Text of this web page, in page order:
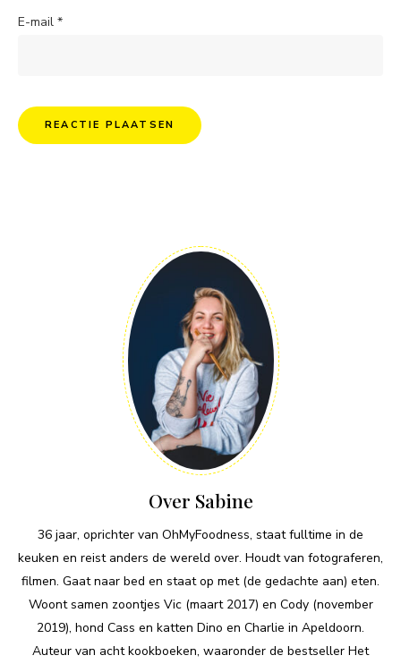
E-mail *
Over Sabine
36 jaar, oprichter van OhMyFoodness, staat fulltime in de
keuken en reist anders de wereld over. Houdt van fotograferen,
filmen. Gaat naar bed en staat op met (de gedachte aan) eten.
Woont samen zoontjes Vic (maart 2017) en Cody (november
2019), hond Cass en katten Dino en Charlie in Apeldoorn.
Auteur van acht kookboeken, waaronder de bestseller Het